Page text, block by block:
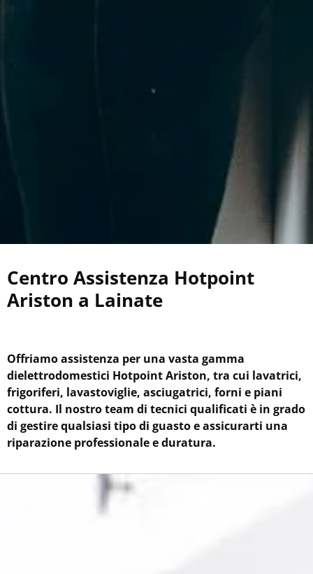
Centro Assistenza Hotpoint
Ariston a Lainate
Offriamo assistenza per una vasta gamma
dielettrodomestici Hotpoint Ariston, tra cui lavatrici,
frigoriferi, lavastoviglie, asciugatrici, forni e piani
cottura. Il nostro team di tecnici qualificati è in grado
di gestire qualsiasi tipo di guasto e assicurarti una
riparazione professionale e duratura.